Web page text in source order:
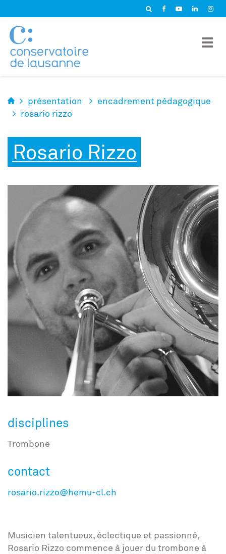
présentation
encadrement pédagogique
rosario rizzo
Rosario Rizzo
disciplines
Trombone
contact
rosario.rizzo@hemu-cl.ch
Musicien talentueux, éclectique et passionné,
Rosario Rizzo commence à jouer du trombone à